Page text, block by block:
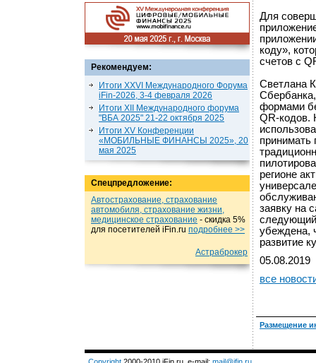
Рекомендуем:
Итоги XXVI Международного Форума
iFin-2026, 3-4 февраля 2026
Итоги XII Международного форума
"ВБА 2025" 21-22 октября 2025
Итоги XV Конференции
«МОБИЛЬНЫЕ ФИНАНСЫ 2025», 20
мая 2025
Спецпредложение:
Автострахование, страхование
автомобиля, страхование жизни,
медицинское страхование - cкидка 5%
для посетителей iFin.ru подробнеe >>
Астраброкер
Для
коду»,
счетов с
Светлана
формами
QR-кодов.
принимать
регионе
заявку на
следующий
убеждена,
развитие
05.08.2019
все
Размещение